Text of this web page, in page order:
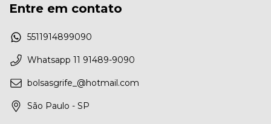
Entre em contato
5511914899090
Whatsapp 11 91489-9090
bolsasgrife_@hotmail.com
São Paulo - SP